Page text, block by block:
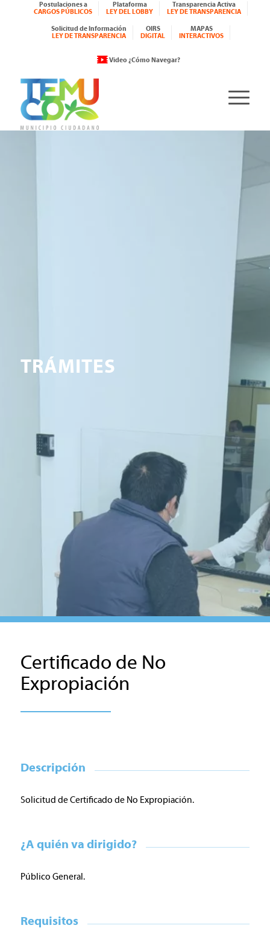
Postulaciones a
CARGOS PÚBLICOS
Plataforma
LEY DEL LOBBY
Transparencia Activa
LEY DE TRANSPARENCIA
Solicitud de Información
LEY DE TRANSPARENCIA
OIRS
DIGITAL
MAPAS
INTERACTIVOS
Video ¿Cómo Navegar?
TRÁMITES
Certificado de No
Expropiación
Descripción
Solicitud deCertificado de No Expropiación.
¿A quién va dirigido?
Público General.
Requisitos